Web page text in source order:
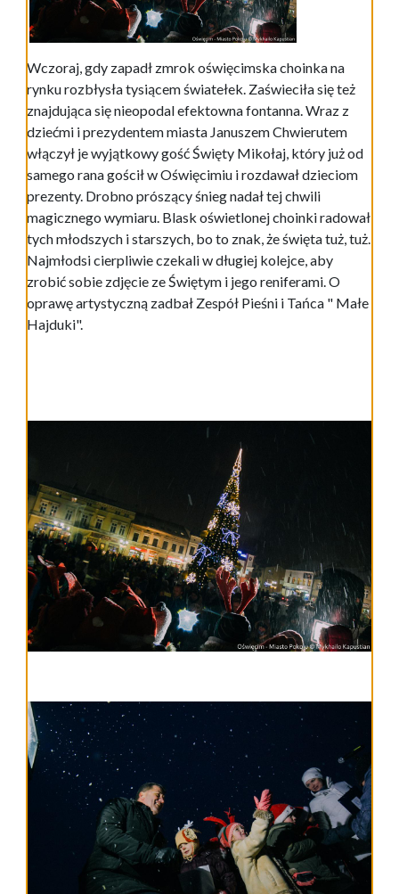
Wczoraj, gdy zapadł zmrok oświęcimska choinka na
rynku rozbłysła tysiącem światełek. Zaświeciła się też
znajdująca się nieopodal efektowna fontanna. Wraz z
dziećmi i prezydentem miasta Januszem Chwierutem
włączył je wyjątkowy gość Święty Mikołaj, który już od
samego rana gościł w Oświęcimiu i rozdawał dzieciom
prezenty. Drobno prószący śnieg nadał tej chwili
magicznego wymiaru. Blask oświetlonej choinki radował
tych młodszych i starszych, bo to znak, że święta tuż, tuż.
Najmłodsi cierpliwie czekali w długiej kolejce, aby
zrobić sobie zdjęcie ze Świętym i jego reniferami. O
oprawę artystyczną zadbał Zespół Pieśni i Tańca " Małe
Hajduki".